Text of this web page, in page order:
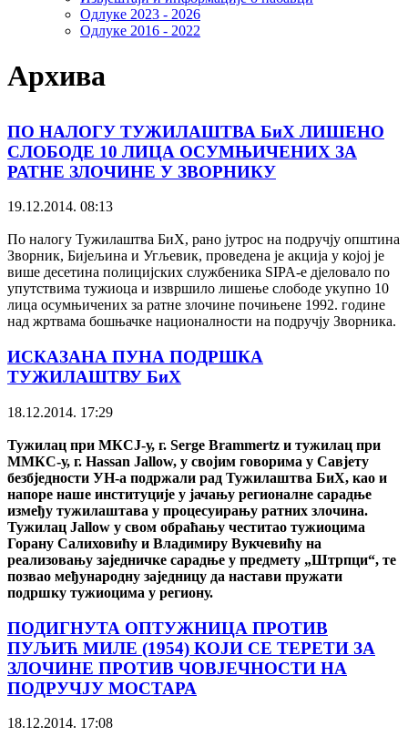
Одлуке 2023 - 2026
Одлуке 2016 - 2022
Архива
ПО НАЛОГУ ТУЖИЛАШТВА БиХ ЛИШЕНО
СЛОБОДЕ 10 ЛИЦА ОСУМЊИЧЕНИХ ЗА
РАТНЕ ЗЛОЧИНЕ У ЗВОРНИКУ
19.12.2014. 08:13
По налогу Тужилаштва БиХ, рано јутрос на подручју општина
Зворник, Бијељина и Угљевик, проведена је акција у којој је
више десетина полицијских службеника SIPA-е дјеловало по
упутствима тужиоца и извршило лишење слободе укупно 10
лица осумњичених за ратне злочине почињене 1992. године
над жртвама бошњачке националности на подручју Зворника.
ИСКАЗАНА ПУНА ПОДРШКА
ТУЖИЛАШТВУ БиХ
18.12.2014. 17:29
Тужилац при МКСЈ-у, г. Serge Brammertz и тужилац при
ММКС-у, г. Hassan Jallow, у својим говорима у Савјету
безбједности УН-а подржали рад Тужилаштва БиХ, као и
напоре наше институције у јачању регионалне сарадње
између тужилаштава у процесуирању ратних злочина.
Тужилац Jallow у свом обраћању честитао тужиоцима
Горану Салиховићу и Владимиру Вукчевићу на
реализовању заједничке сарадње у предмету „Штрпци“, те
позвао међународну заједницу да настави пружати
подршку тужиоцима у региону.
ПОДИГНУТА ОПТУЖНИЦА ПРОТИВ
ПУЉИЋ МИЛЕ (1954) КОЈИ СЕ ТЕРЕТИ ЗА
ЗЛОЧИНЕ ПРОТИВ ЧОВЈЕЧНОСТИ НА
ПОДРУЧЈУ МОСТАРА
18.12.2014. 17:08